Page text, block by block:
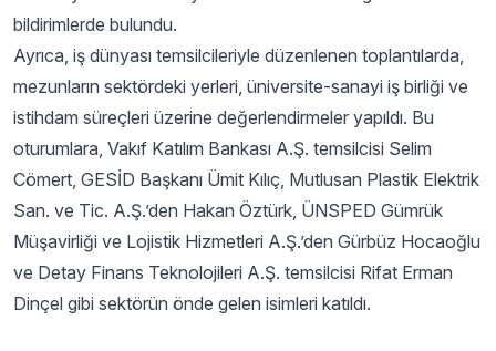
bildirimlerde bulundu.
Ayrıca, iş dünyası temsilcileriyle düzenlenen toplantılarda,
mezunların sektördeki yerleri, üniversite-sanayi iş birliği ve
istihdam süreçleri üzerine değerlendirmeler yapıldı. Bu
oturumlara, Vakıf Katılım Bankası A.Ş. temsilcisi Selim
Cömert, GESİD Başkanı Ümit Kılıç, Mutlusan Plastik Elektrik
San. ve Tic. A.Ş.’den Hakan Öztürk, ÜNSPED Gümrük
Müşavirliği ve Lojistik Hizmetleri A.Ş.’den Gürbüz Hocaoğlu
ve Detay Finans Teknolojileri A.Ş. temsilcisi Rifat Erman
Dinçel gibi sektörün önde gelen isimleri katıldı.